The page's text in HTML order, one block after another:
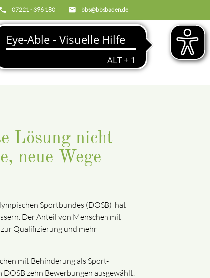
email bbs@bbsbaden.de
phone 07221 - 396 180
BBS search
Lösung nicht
neue Wege
Sportbundes (DOSB) hat
Der Anteil von Menschen mit
Qualifizierung und mehr
mit Behinderung als Sport-
zehn Bewerbungen ausgewählt.